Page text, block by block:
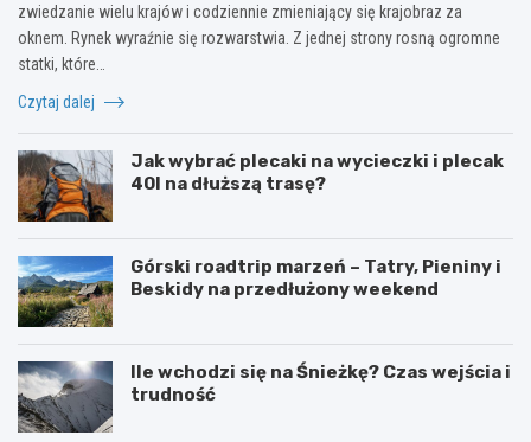
zwiedzanie wielu krajów i codziennie zmieniający się krajobraz za
oknem. Rynek wyraźnie się rozwarstwia. Z jednej strony rosną ogromne
statki, które…
Czytaj dalej
Jak wybrać plecaki na wycieczki i plecak
40l na dłuższą trasę?
Górski roadtrip marzeń – Tatry, Pieniny i
Beskidy na przedłużony weekend
Ile wchodzi się na Śnieżkę? Czas wejścia i
trudność